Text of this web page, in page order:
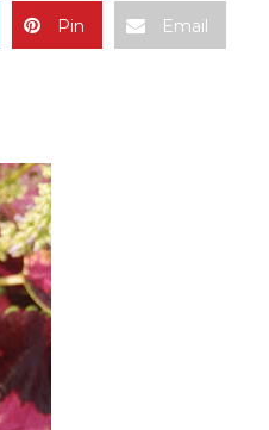
Pin Email